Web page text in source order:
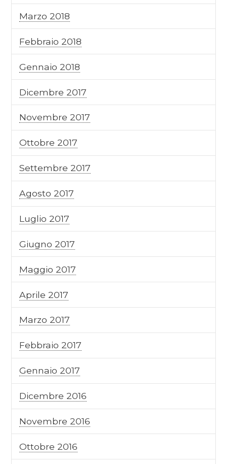
Marzo 2018
Febbraio 2018
Gennaio 2018
Dicembre 2017
Novembre 2017
Ottobre 2017
Settembre 2017
Agosto 2017
Luglio 2017
Giugno 2017
Maggio 2017
Aprile 2017
Marzo 2017
Febbraio 2017
Gennaio 2017
Dicembre 2016
Novembre 2016
Ottobre 2016